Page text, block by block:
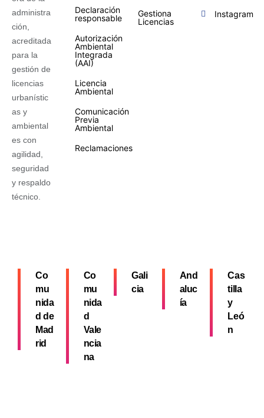
administra
ción,
acreditada
para la
gestión de
licencias
urbanístic
as y
ambiental
es con
agilidad,
seguridad
y respaldo
técnico.
Declaración
responsable
Autorización
Ambiental
Integrada
(AAI)
Licencia
Ambiental
Comunicación
Previa
Ambiental
Reclamaciones
Gestiona
Licencias
Instagram
Co
mu
nida
d de
Mad
rid
Co
mu
nida
d
Vale
ncia
na
Gali
cia
And
aluc
ía
Cas
tilla
y
Leó
n